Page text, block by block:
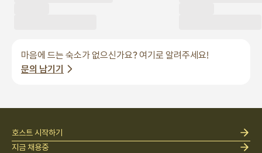
마음에 드는 숙소가 없으신가요? 여기로 알려주세요!
문의 남기기
호스트 시작하기
지금 채용중